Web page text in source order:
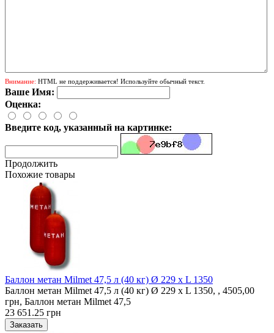
Внимание: HTML не поддерживается! Используйте обычный текст.
Ваше Имя:
Оценка:
Введите код, указанный на картинке:
Продолжить
Похожие товары
Баллон метан Milmet 47,5 л (40 кг) Ø 229 x L 1350
Баллон метан Milmet 47,5 л (40 кг) Ø 229 x L 1350, , 4505,00
грн, Баллон метан Milmet 47,5
23 651.25 грн